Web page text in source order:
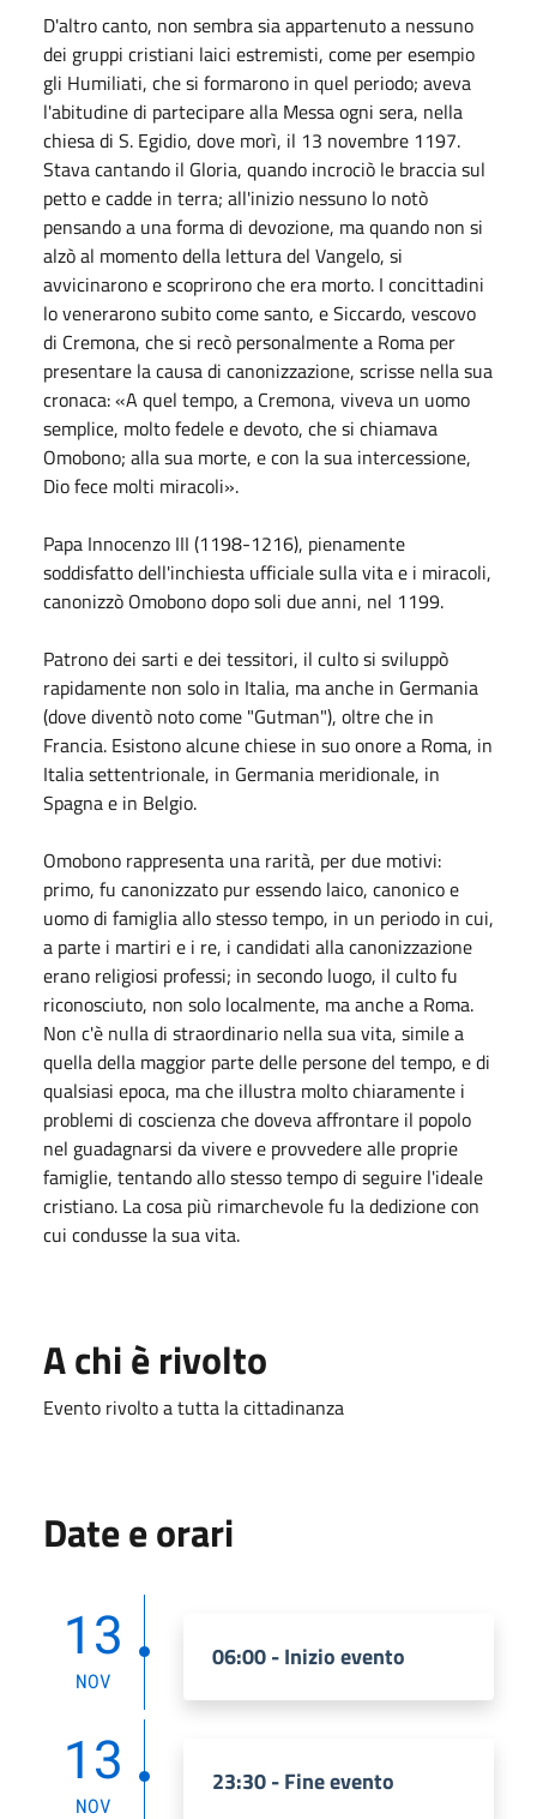
D'altro canto, non sembra sia appartenuto a nessuno
dei gruppi cristiani laici estremisti, come per esempio
gli Humiliati, che si formarono in quel periodo; aveva
l'abitudine di partecipare alla Messa ogni sera, nella
chiesa di S. Egidio, dove morì, il 13 novembre 1197.
Stava cantando il Gloria, quando incrociò le braccia sul
petto e cadde in terra; all'inizio nessuno lo notò
pensando a una forma di devozione, ma quando non si
alzò al momento della lettura del Vangelo, si
avvicinarono e scoprirono che era morto. I concittadini
lo venerarono subito come santo, e Siccardo, vescovo
di Cremona, che si recò personalmente a Roma per
presentare la causa di canonizzazione, scrisse nella sua
cronaca: «A quel tempo, a Cremona, viveva un uomo
semplice, molto fedele e devoto, che si chiamava
Omobono; alla sua morte, e con la sua intercessione,
Dio fece molti miracoli».
Papa Innocenzo III (1198-1216), pienamente
soddisfatto dell'inchiesta ufficiale sulla vita e i miracoli,
canonizzò Omobono dopo soli due anni, nel 1199.
Patrono dei sarti e dei tessitori, il culto si sviluppò
rapidamente non solo in Italia, ma anche in Germania
(dove diventò noto come "Gutman"), oltre che in
Francia. Esistono alcune chiese in suo onore a Roma, in
Italia settentrionale, in Germania meridionale, in
Spagna e in Belgio.
Omobono rappresenta una rarità, per due motivi:
primo, fu canonizzato pur essendo laico, canonico e
uomo di famiglia allo stesso tempo, in un periodo in cui,
a parte i martiri e i re, i candidati alla canonizzazione
erano religiosi professi; in secondo luogo, il culto fu
riconosciuto, non solo localmente, ma anche a Roma.
Non c'è nulla di straordinario nella sua vita, simile a
quella della maggior parte delle persone del tempo, e di
qualsiasi epoca, ma che illustra molto chiaramente i
problemi di coscienza che doveva affrontare il popolo
nel guadagnarsi da vivere e provvedere alle proprie
famiglie, tentando allo stesso tempo di seguire l'ideale
cristiano. La cosa più rimarchevole fu la dedizione con
cui condusse la sua vita.
A chi è rivolto
Evento rivolto a tutta la cittadinanza
Date e orari
13
NOV
06:00 - Inizio evento
13
NOV
23:30 - Fine evento